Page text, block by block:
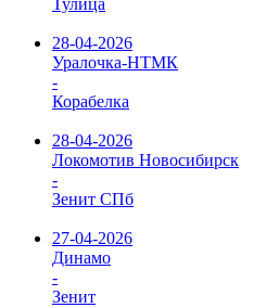
Тулица
28-04-2026
Уралочка-НТМК
-
Корабелка
28-04-2026
Локомотив Новосибирск
-
Зенит СПб
27-04-2026
Динамо
-
Зенит